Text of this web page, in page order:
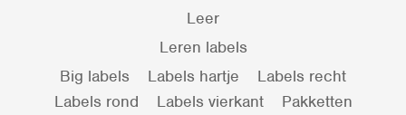
Leer
Leren labels
Big labels
Labels hartje
Labels recht
Labels rond
Labels vierkant
Pakketten